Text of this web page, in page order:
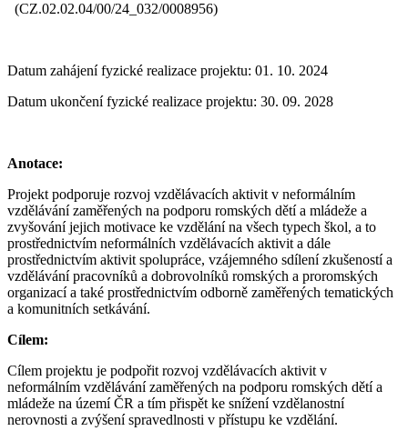
(CZ.02.02.04/00/24_032/0008956)
Datum zahájení fyzické realizace projektu: 01. 10. 2024
Datum ukončení fyzické realizace projektu: 30. 09. 2028
Anotace:
Projekt podporuje rozvoj vzdělávacích aktivit v neformálním
vzdělávání zaměřených na podporu romských dětí a mládeže a
zvyšování jejich motivace ke vzdělání na všech typech škol, a to
prostřednictvím neformálních vzdělávacích aktivit a dále
prostřednictvím aktivit spolupráce, vzájemného sdílení zkušeností a
vzdělávání pracovníků a dobrovolníků romských a proromských
organizací a také prostřednictvím odborně zaměřených tematických
a komunitních setkávání.
Cílem:
Cílem projektu je podpořit rozvoj vzdělávacích aktivit v
neformálním vzdělávání zaměřených na podporu romských dětí a
mládeže na území ČR a tím přispět ke snížení vzdělanostní
nerovnosti a zvýšení spravedlnosti v přístupu ke vzdělání.